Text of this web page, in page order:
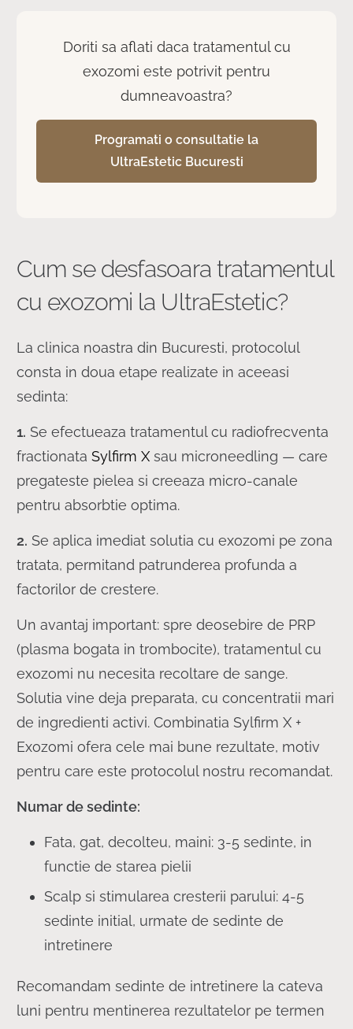
Doriti sa aflati daca tratamentul cu
exozomi este potrivit pentru
dumneavoastra?
Programati o consultatie la
UltraEstetic Bucuresti
Cum se desfasoara tratamentul
cu exozomi la UltraEstetic?
La clinica noastra din Bucuresti, protocolul
consta in doua etape realizate in aceeasi
sedinta:
1. Se efectueaza tratamentul cu radiofrecventa
fractionata Sylfirm X sau microneedling — care
pregateste pielea si creeaza micro-canale
pentru absorbtie optima.
2. Se aplica imediat solutia cu exozomi pe zona
tratata, permitand patrunderea profunda a
factorilor de crestere.
Un avantaj important: spre deosebire de PRP
(plasma bogata in trombocite), tratamentul cu
exozomi nu necesita recoltare de sange.
Solutia vine deja preparata, cu concentratii mari
de ingredienti activi. Combinatia Sylfirm X +
Exozomi ofera cele mai bune rezultate, motiv
pentru care este protocolul nostru recomandat.
Numar de sedinte:
Fata, gat, decolteu, maini: 3-5 sedinte, in
functie de starea pielii
Scalp si stimularea cresterii parului: 4-5
sedinte initial, urmate de sedinte de
intretinere
Recomandam sedinte de intretinere la cateva
luni pentru mentinerea rezultatelor pe termen